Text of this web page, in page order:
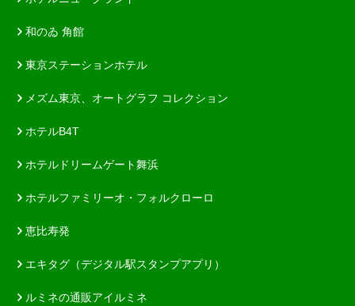
和のゐ 角館
東京ステーションホテル
メズム東京、オートグラフ コレクション
ホテルB4T
ホテルドリームゲート舞浜
ホテルファミリーオ・フォルクローロ
恵比寿発
エキタグ（デジタル駅スタンプアプリ）
ルミネの通販アイルミネ